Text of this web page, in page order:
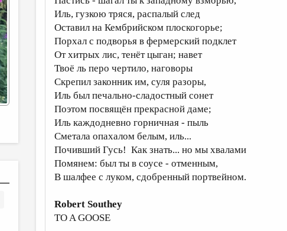
Иль, гузкою тряся, распалый след
Оставил на Кембрийском плоскогорье;
Порхал с подворья в фермерский подклет
От хитрых лис, тенёт цыган; навет
Твоё ль перо чертило, наговоры
Скрепил законник им, суля разоры,
Иль был печально-сладостный сонет
Поэтом посвящён прекрасной даме;
Иль каждодневно горничная - пыль
Сметала опахалом белым, иль...
Почивший Гусь! Как знать... но мы хвалами
Помянем: был ты в соусе - отменным,
В шалфее с луком, сдобренный портвейном.
Robert Southey
TO A GOOSE